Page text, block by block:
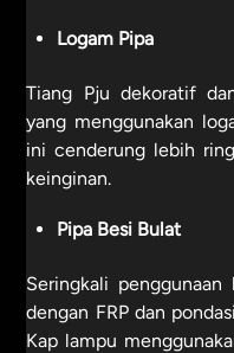
Logam Pipa
Tiang Pju dekoratif
yang menggunakan
ini cenderung lebih
keinginan.
Pipa Besi Bulat
Seringkali penggunaan
dengan FRP dan
Kap lampu